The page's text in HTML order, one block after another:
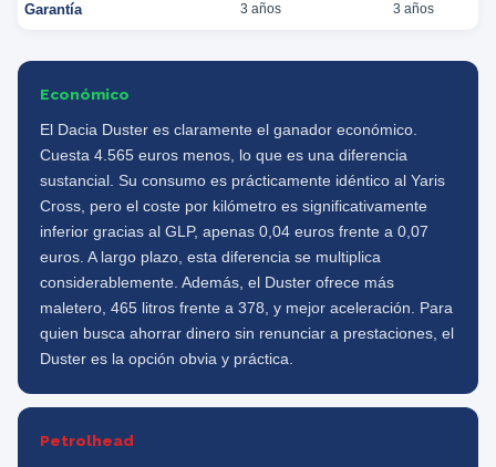
Garantía 3 años 3 años
Económico
El Dacia Duster es claramente el ganador económico.
Cuesta 4.565 euros menos, lo que es una diferencia
sustancial. Su consumo es prácticamente idéntico al Yaris
Cross, pero el coste por kilómetro es significativamente
inferior gracias al GLP, apenas 0,04 euros frente a 0,07
euros. A largo plazo, esta diferencia se multiplica
considerablemente. Además, el Duster ofrece más
maletero, 465 litros frente a 378, y mejor aceleración. Para
quien busca ahorrar dinero sin renunciar a prestaciones, el
Duster es la opción obvia y práctica.
Petrolhead